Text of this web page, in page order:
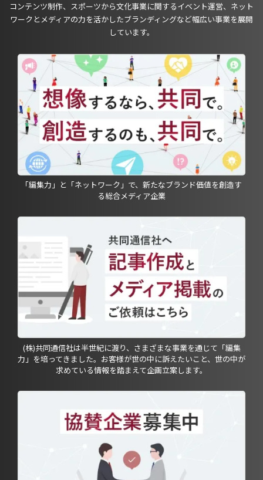
コンテンツ制作、スポーツから文化事業に関するイベント運営、ネット
ワークとメディアの力を活かしたブランディングなど幅広い事業を展開
しています。
「編集力」と「ネットワーク」で、新たなブランド価値を創造す
る総合メディア企業
(株)共同通信社は半世紀に渡り、さまざまな事業を通じて「編集
力」を培ってきました。お客様が世の中に訴えたいこと、世の中が
求めている情報を踏まえて企画立案します。